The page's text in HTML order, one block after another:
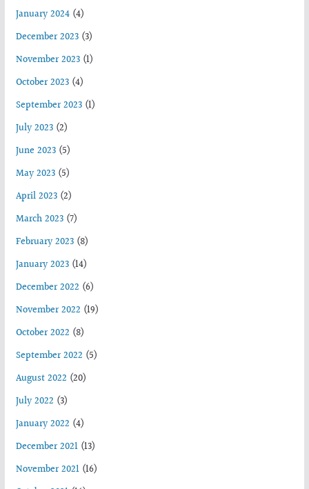
January 2024(4)
December 2023(3)
November 2023(1)
October 2023(4)
September 2023(1)
July 2023(2)
June 2023(5)
May 2023(5)
April 2023(2)
March 2023(7)
February 2023(8)
January 2023(14)
December 2022 (6)
November 2022 (19)
October 2022 (8)
September 2022 (5)
August 2022 (20)
July 2022 (3)
January 2022 (4)
December 2021(13)
November 2021(16)